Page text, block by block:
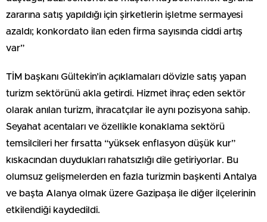
zararına satış yapıldığı için şirketlerin işletme sermayesi
azaldı; konkordato ilan eden firma sayısında ciddi artış
var”
TİM başkanı Gültekin’in açıklamaları dövizle satış yapan
turizm sektörünü akla getirdi. Hizmet ihraç eden sektör
olarak anılan turizm, ihracatçılar ile aynı pozisyona sahip.
Seyahat acentaları ve özellikle konaklama sektörü
temsilcileri her fırsatta “yüksek enflasyon düşük kur”
kıskacından duydukları rahatsızlığı dile getiriyorlar. Bu
olumsuz gelişmelerden en fazla turizmin başkenti Antalya
ve başta Alanya olmak üzere Gazipaşa ile diğer ilçelerinin
etkilendiği kaydedildi.